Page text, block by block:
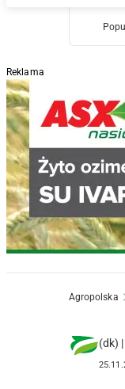
Reklama
Agropolska
(dk)